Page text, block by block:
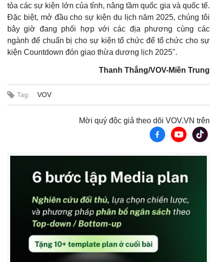
Infographic
tỏa các sự kiện lớn của tỉnh, nâng tầm quốc gia và quốc tế.
Đặc biệt, mở đầu cho sự kiện du lịch năm 2025, chúng tôi
bây giờ đang phối hợp với các địa phương cùng các
ngành để chuẩn bị cho sự kiện tổ chức để tổ chức cho sự
kiện Countdown đón giao thừa dương lịch 2025".
Thanh Thắng/VOV-Miền Trung
Tag: VOV
Mời quý độc giả theo dõi VOV.VN trên